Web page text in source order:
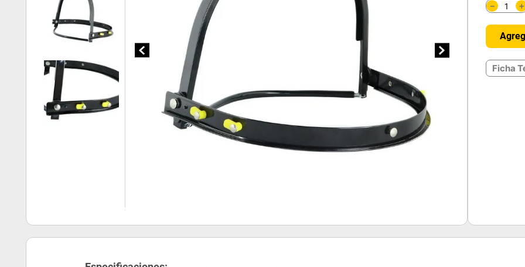
＋
－
Ficha